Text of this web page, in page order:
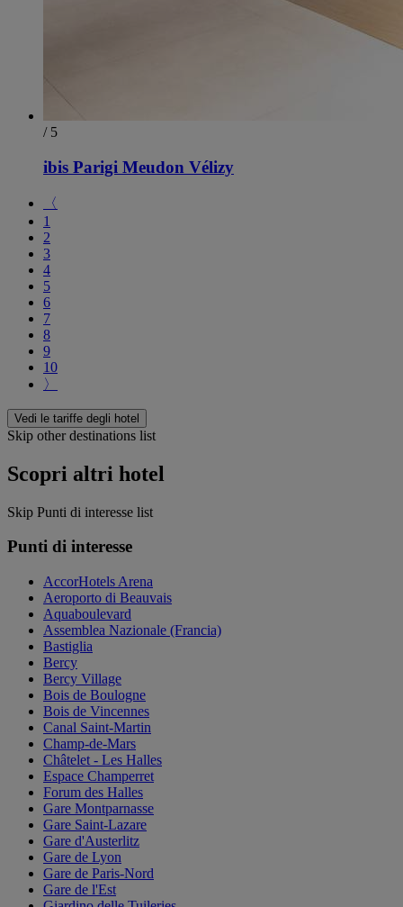
/ 5
ibis Parigi Meudon Vélizy
〈
1
2
3
4
5
6
7
8
9
10
〉
Vedi le tariffe degli hotel
Skip other destinations list
Scopri altri hotel
Skip Punti di interesse list
Punti di interesse
AccorHotels Arena
Aeroporto di Beauvais
Aquaboulevard
Assemblea Nazionale (Francia)
Bastiglia
Bercy
Bercy Village
Bois de Boulogne
Bois de Vincennes
Canal Saint-Martin
Champ-de-Mars
Châtelet - Les Halles
Espace Champerret
Forum des Halles
Gare Montparnasse
Gare Saint-Lazare
Gare d'Austerlitz
Gare de Lyon
Gare de Paris-Nord
Gare de l'Est